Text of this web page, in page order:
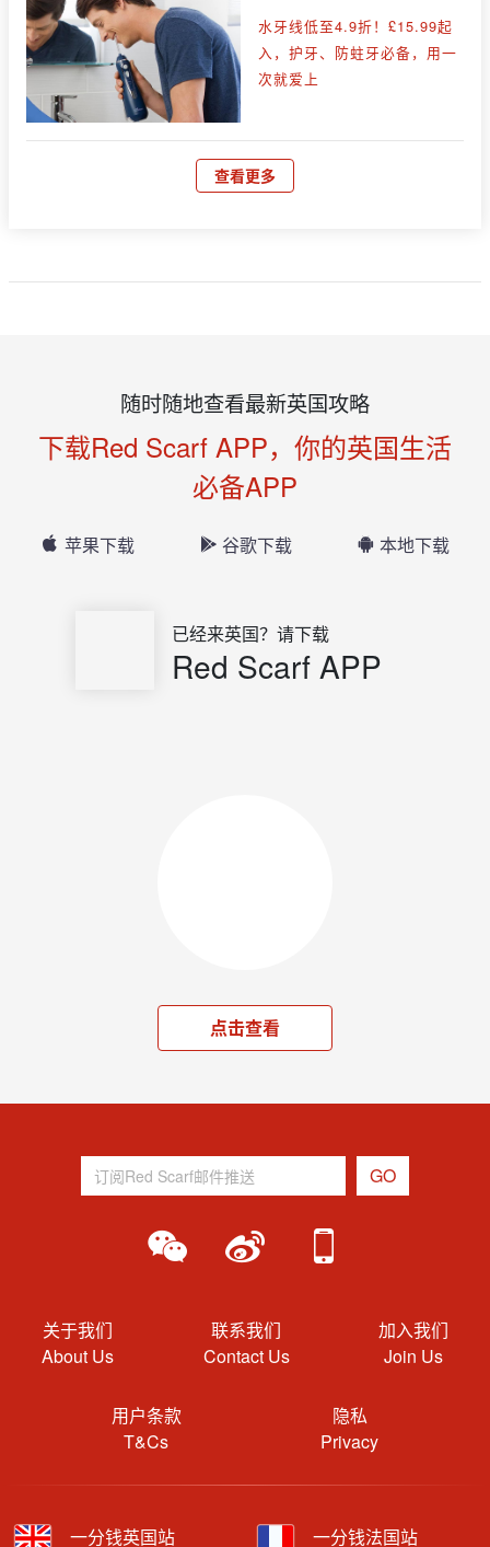
水牙线低至4.9折！£15.99起
入，护牙、防蛀牙必备，用一
次就爱上
查看更多
随时随地查看最新英国攻略
下载Red Scarf APP，你的英国生活
必备APP
苹果下载 谷歌下载 本地下载
已经来英国？请下载
Red Scarf APP
点击查看
关于我们
About Us
联系我们
Contact Us
加入我们
Join Us
用户条款
T&Cs
隐私
Privacy
一分钱英国站 一分钱法国站